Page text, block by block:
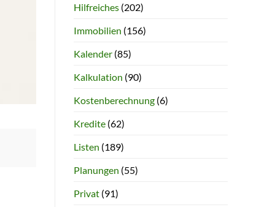
Hilfreiches(202)
Immobilien (156)
Kalender(85)
Kalkulation (90)
Kostenberechnung(6)
Kredite(62)
Listen (189)
Planungen (55)
Privat(91)